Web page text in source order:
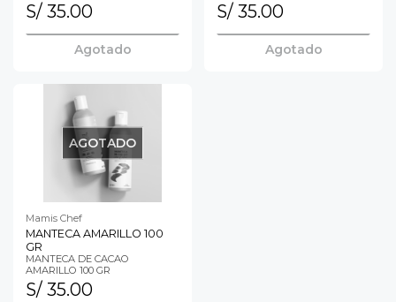
S/ 35.00
Agotado
S/ 35.00
Agotado
AGOTADO
Mamis Chef
MANTECA AMARILLO 100
GR
MANTECA DE CACAO
AMARILLO 100 GR
S/ 35.00